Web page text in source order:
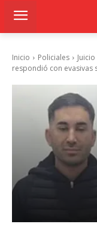
Inicio Policiales
respondió con evasivas